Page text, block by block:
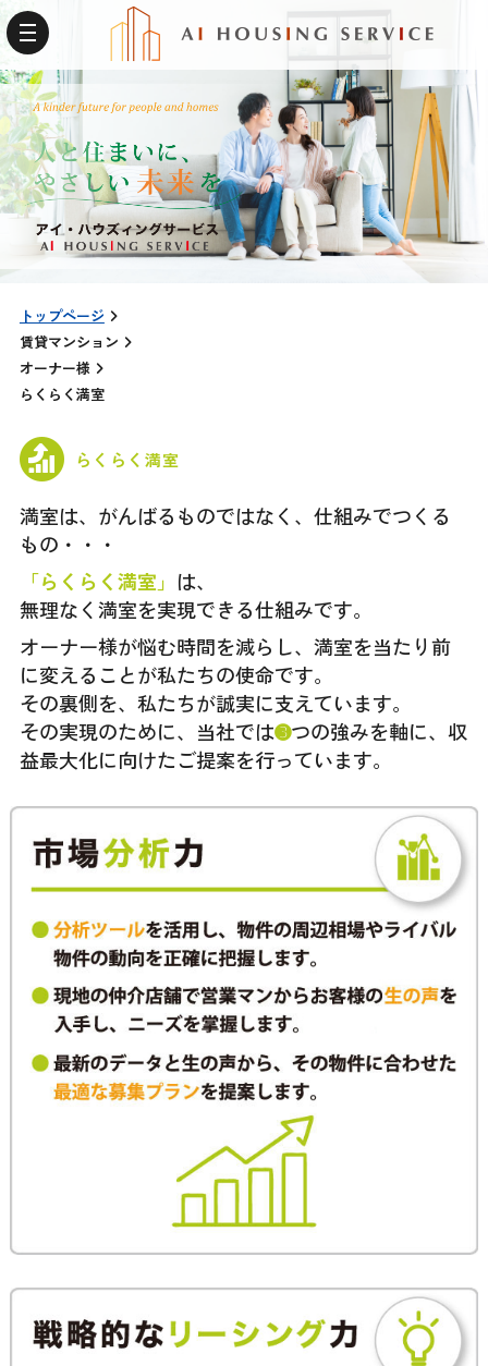
トップページ
賃貸マンション
オーナー様
らくらく満室
らくらく満室
満室は、がんばるものではなく、仕組みでつくる
もの・・・
「らくらく満室」 は、
無理なく満室を実現できる仕組みです。
オーナー様が悩む時間を減らし、満室を当たり前
に変えることが私たちの使命です。
その裏側を、私たちが誠実に支えています。
その実現のために、当社では➌つの強みを軸に、収
益最大化に向けたご提案を行っています。